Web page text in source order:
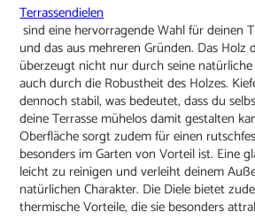
Terrassendielen
sind eine hervorragende Wahl für deinen
und das aus mehreren Gründen. Das Holz
überzeugt nicht nur durch seine
auch durch die Robustheit des Holzes.
dennoch stabil, was bedeutet, dass du
deine Terrasse mühelos damit gestalten
Oberfläche sorgt zudem für einen
besonders im Garten von Vorteil ist. Eine
leicht zu reinigen und verleiht deinem
natürlichen Charakter. Die Diele bietet
thermische Vorteile, die sie besonders